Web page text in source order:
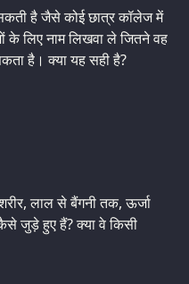
है जैसे कोई छात्र कॉलेज में
लिए नाम लिखवा ले जितने वह
है। क्या यह सही है?
लाल से बैंगनी तक, ऊर्जा
जुड़े हुए हैं? क्या वे किसी